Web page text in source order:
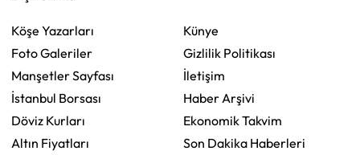
Köşe Yazarları
Foto Galeriler
Manşetler Sayfası
İstanbul Borsası
Döviz Kurları
Altın Fiyatları
Künye
Gizlilik Politikası
İletişim
Haber Arşivi
Ekonomik Takvim
Son Dakika Haberleri